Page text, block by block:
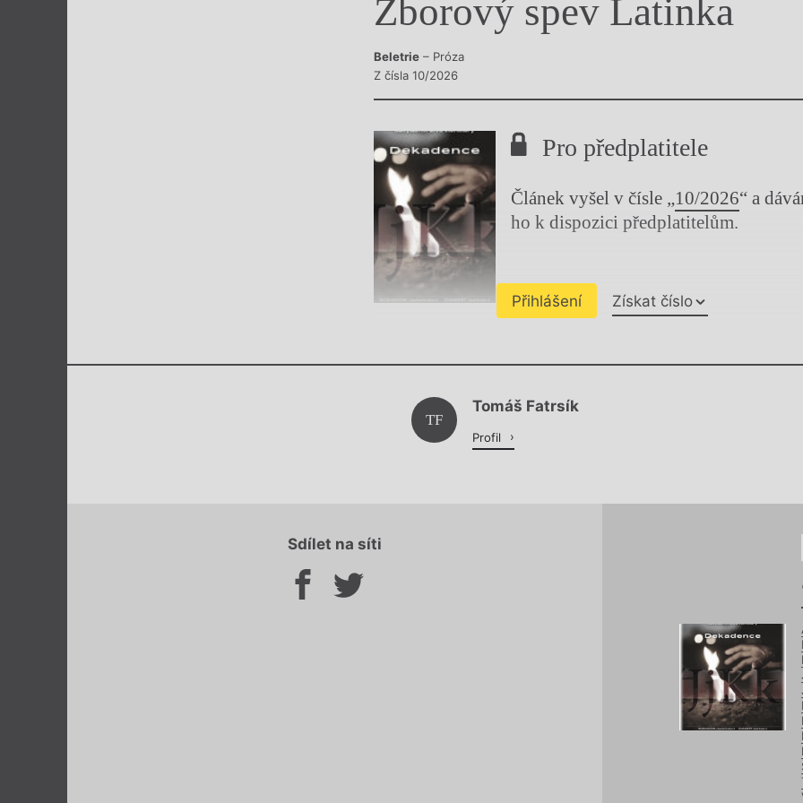
Výroční cenyZborový spev Latinka
Beletrie – Próza
Z čísla 10/2026
Pro předplatitele
Článek vyšel v čísle „10/2026“ a
ho k dispozici předplatitelům.
Přihlášení Získat číslo
Chviličku.
TF
Tomáš Fatrsík
Profil
Sdílet na síti